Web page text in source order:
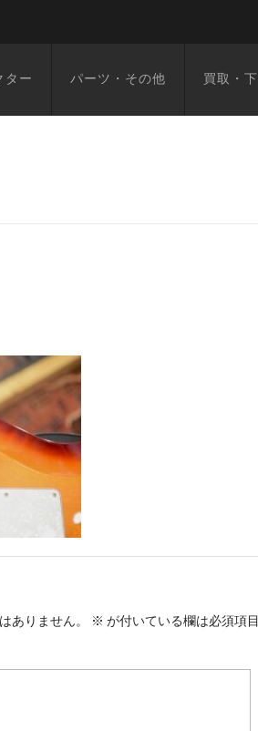
ター パーツ・その他 買取・
ありません。
※ が付いている欄は必須項